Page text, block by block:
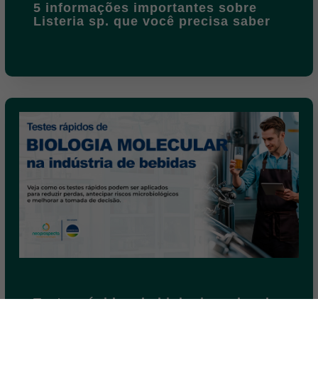
5 informações importantes sobre
Listeria sp. que você precisa saber
Testes rápidos de biologia molecular